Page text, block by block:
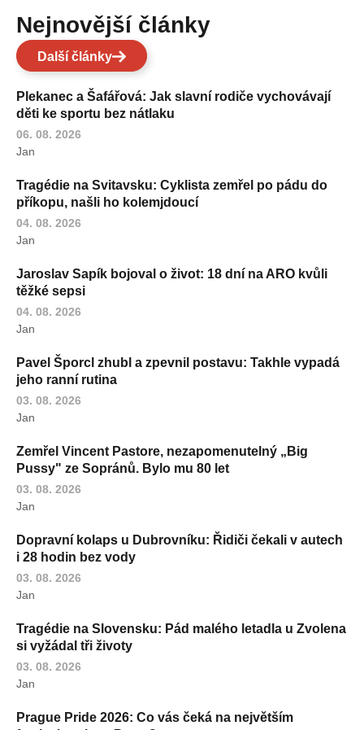
Nejnovější články
Další články
Plekanec a Šafářová: Jak slavní rodiče vychovávají
děti ke sportu bez nátlaku
06. 08. 2026
Jan
Tragédie na Svitavsku: Cyklista zemřel po pádu do
příkopu, našli ho kolemjdoucí
04. 08. 2026
Jan
Jaroslav Sapík bojoval o život: 18 dní na ARO kvůli
těžké sepsi
04. 08. 2026
Jan
Pavel Šporcl zhubl a zpevnil postavu: Takhle vypadá
jeho ranní rutina
03. 08. 2026
Jan
Zemřel Vincent Pastore, nezapomenutelný „Big
Pussy" ze Sopránů. Bylo mu 80 let
03. 08. 2026
Jan
Dopravní kolaps u Dubrovníku: Řidiči čekali v autech
i 28 hodin bez vody
03. 08. 2026
Jan
Tragédie na Slovensku: Pád malého letadla u Zvolena
si vyžádal tři životy
03. 08. 2026
Jan
Prague Pride 2026: Co vás čeká na největším